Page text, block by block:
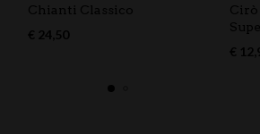
Chianti Classico
€ 24,50
Cirò
€